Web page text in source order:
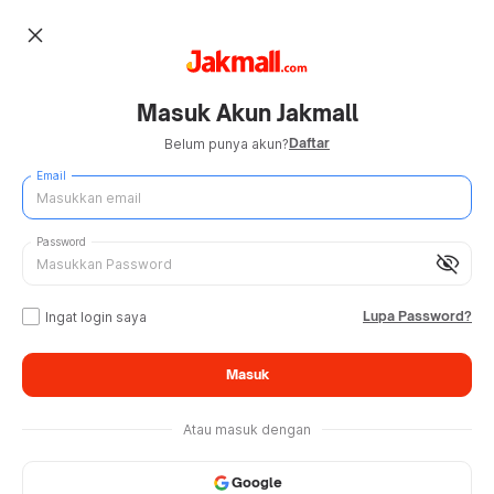
close
Masuk Akun Jakmall
Belum punya akun?Daftar
Email
visibility_off
Password
Ingat login saya Lupa Password?
Masuk
Atau masuk dengan
Google